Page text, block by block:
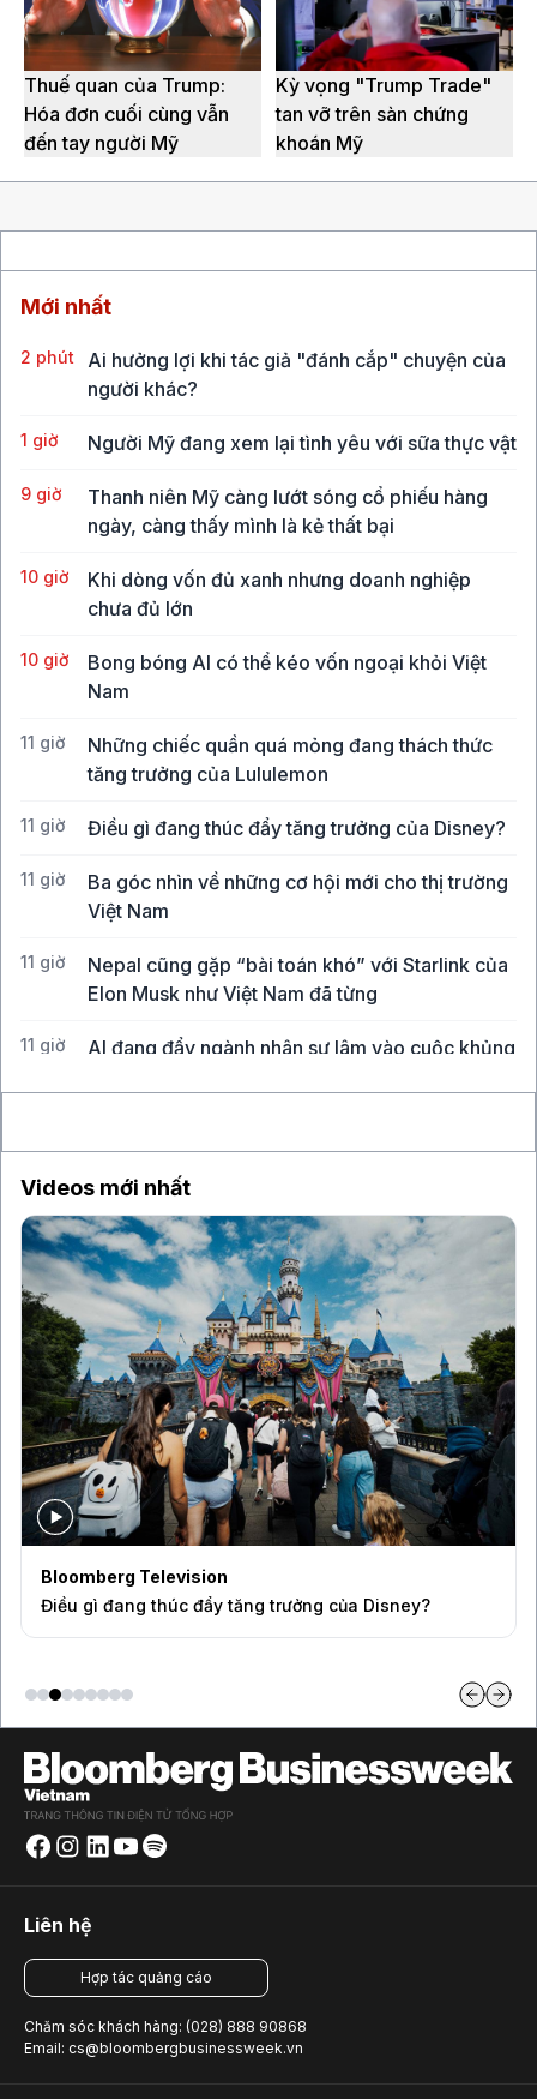
Thuế quan của Trump:
Hóa đơn cuối cùng vẫn
đến tay người Mỹ
Kỳ vọng "Trump Trade"
tan vỡ trên sàn chứng
khoán Mỹ
Mới nhất
2 phút
Ai hưởng lợi khi tác giả "đánh cắp" chuyện của
người khác?
1 giờ Người Mỹ đang xem lại tình yêu với sữa thực vật
9 giờ
Thanh niên Mỹ càng lướt sóng cổ phiếu hàng
ngày, càng thấy mình là kẻ thất bại
10 giờ
Khi dòng vốn đủ xanh nhưng doanh nghiệp
chưa đủ lớn
10 giờ
Bong bóng AI có thể kéo vốn ngoại khỏi Việt
Nam
11 giờ
Những chiếc quần quá mỏng đang thách thức
tăng trưởng của Lululemon
11 giờ Điều gì đang thúc đẩy tăng trưởng của Disney?
11 giờ
Ba góc nhìn về những cơ hội mới cho thị trường
Việt Nam
11 giờ
Nepal cũng gặp “bài toán khó” với Starlink của
Elon Musk như Việt Nam đã từng
11 giờ
AI đang đẩy ngành nhân sự lâm vào cuộc khủng
Videos mới nhất
Bloomberg Television
Điều gì đang thúc đẩy tăng trưởng của Disney?
Liên hệ
Hợp tác quảng cáo
Chăm sóc khách hàng: (028) 888 90868
Email: cs@bloombergbusinessweek.vn